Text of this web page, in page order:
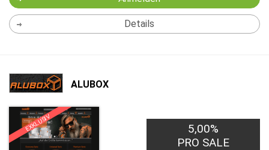
Details
ALUBOX
EXKLUSIV
5,00%
PRO SALE